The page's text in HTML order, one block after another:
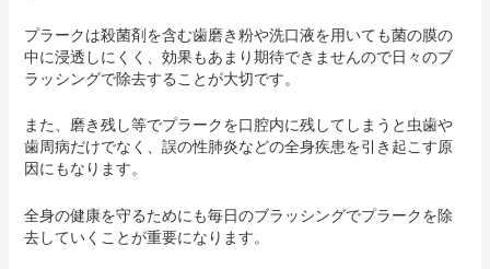
プラークは殺菌剤を含む歯磨き粉や洗口液を用いても菌の膜の
中に浸透しにくく、効果もあまり期待できませんので日々のブ
ラッシングで除去することが大切です。
また、磨き残し等でプラークを口腔内に残してしまうと虫歯や
歯周病だけでなく、誤の性肺炎などの全身疾患を引き起こす原
因にもなります。
全身の健康を守るためにも毎日のブラッシングでプラークを除
去していくことが重要になります。